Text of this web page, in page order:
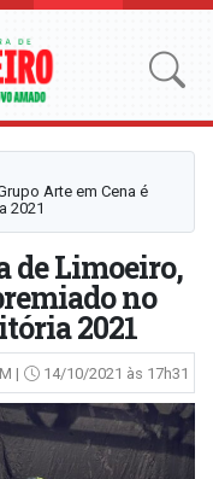
Arte em Cena é
2021
de Limoeiro,
no
2021
| 14/10/2021 às 17h31